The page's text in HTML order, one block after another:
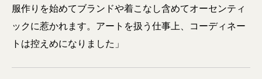
服作りを始めてブランドや着こなし含めてオーセンティ
ックに惹かれます。アートを扱う仕事上、コーディネー
トは控えめになりました」